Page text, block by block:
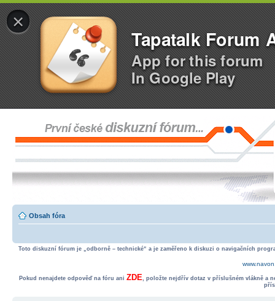
×
Tapatalk Forum
App for this forum
In Google Play
Obsah fóra
Toto diskuzní fórum je „odborně – technické“ a je zaměřeno k diskuzi o navigačních
Pokud nenajdete odpověď na fóru ani ZDE, položte nejdřív dotaz v příslušném vlákně a